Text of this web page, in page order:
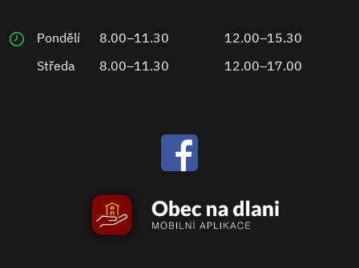
Pondělí 8.00–11.30
12.00–15.30
Středa
8.00–11.30 12.00–17.00